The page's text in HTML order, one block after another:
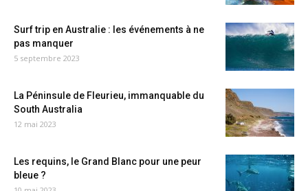
Surf trip en Australie : les événements à ne
pas manquer
5 septembre 2023
La Péninsule de Fleurieu, immanquable du
South Australia
12 mai 2023
Les requins, le Grand Blanc pour une peur
bleue ?